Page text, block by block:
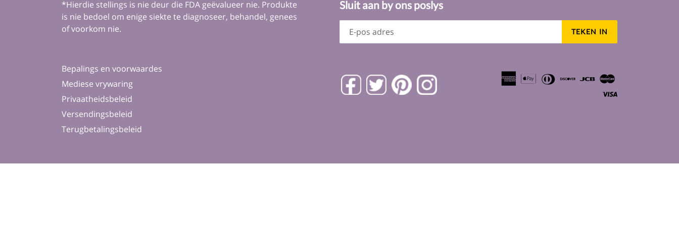
*Hierdie stellings is nie deur die FDA geëvalueer nie. Produkte
is nie bedoel om enige siekte te diagnoseer, behandel, genees
of voorkom nie.
Bepalings en voorwaardes
Mediese vrywaring
Privaatheidsbeleid
Versendingsbeleid
Terugbetalingsbeleid
Sluit aan by ons poslys
TEKEN IN
FacebookTwitterPinterestInstagram